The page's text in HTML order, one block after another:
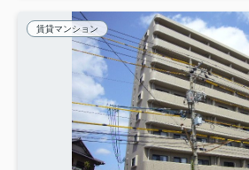
賃貸マンション